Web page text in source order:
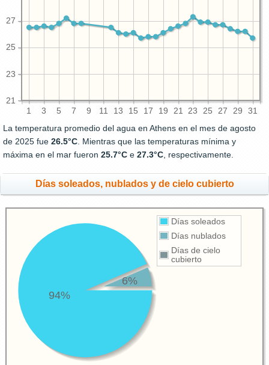
1 3 5 7 9 11 13 15 17 19 21 23 25 27 29 31
21
23
25
27
La temperatura promedio del agua en Athens en el mes de agosto
de 2025 fue 26.5°C. Mientras que las temperaturas mínima y
máxima en el mar fueron 25.7°C e 27.3°C, respectivamente.
Días soleados, nublados y de cielo cubierto
Días soleados
Días nublados
Días de cielo
cubierto
94%
6%